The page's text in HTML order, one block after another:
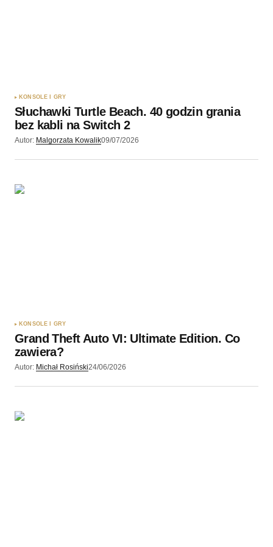
KONSOLE I GRY
Słuchawki Turtle Beach. 40 godzin grania
bez kabli na Switch 2
Autor: Malgorzata Kowalik09/07/2026
KONSOLE I GRY
Grand Theft Auto VI: Ultimate Edition. Co
zawiera?
Autor: Michał Rosiński24/06/2026